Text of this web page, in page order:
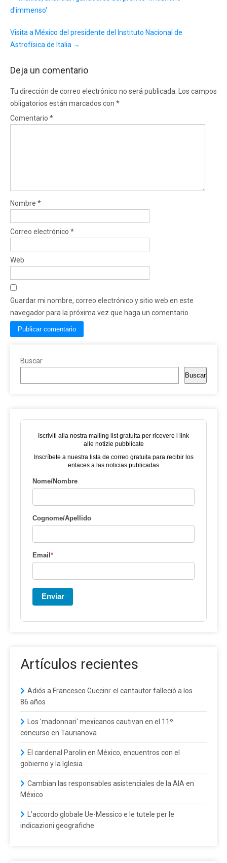
d'immenso'
Visita a México del presidente del Instituto Nacional de
Astrofísica de Italia →
Deja un comentario
Tu dirección de correo electrónico no será publicada.
Los campos
obligatorios están marcados con *
Comentario *
Nombre *
Correo electrónico *
Web
Guardar mi nombre, correo electrónico y sitio web en este
navegador para la próxima vez que haga un comentario.
Buscar
Buscar
Iscriviti alla nostra mailing list gratuita per ricevere i link
alle notizie pubblicate
Inscríbete a nuestra lista de correo gratuita para recibir los
enlaces a las noticias publicadas
Nome/Nombre
Cognome/Apellido
Email*
Enviar
Artículos recientes
Adiós a Francesco Guccini: el cantautor falleció a los
86 años
Los 'madonnari' mexicanos cautivan en el 11º
concurso en Taurianova
El cardenal Parolin en México, encuentros con el
gobierno y la Iglesia
Cambian las responsables asistenciales de la AIA en
México
L’accordo globale Ue-Messico e le tutele per le
indicazioni geografiche